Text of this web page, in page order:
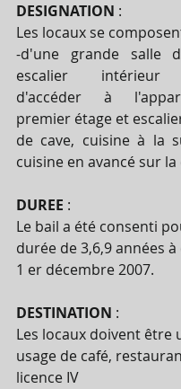
DESIGNATION :
Les locaux se
-d'une grande salle
escalier intérieur
d'accéder à
premier étage et
de cave, cuisine à la
cuisine en avancé sur
DUREE :
Le bail a été consenti
durée de 3,6,9 années
1 er décembre 2007.
DESTINATION :
Les locaux doivent être
usage de café,
licence IV